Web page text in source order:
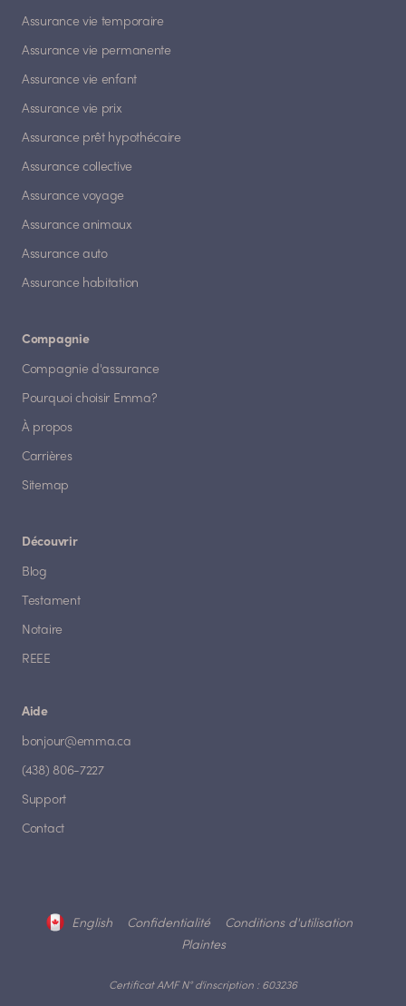
Assurance vie temporaire
Assurance vie permanente
Assurance vie enfant
Assurance vie prix
Assurance prêt hypothécaire
Assurance collective
Assurance voyage
Assurance animaux
Assurance auto
Assurance habitation
Compagnie
Compagnie d'assurance
Pourquoi choisir Emma?
À propos
Carrières
Sitemap
Découvrir
Blog
Testament
Notaire
REEE
Aide
bonjour@emma.ca
(438) 806-7227
Support
Contact
Certificat AMF N° d'inscription : 603236
English Confidentialité
Conditions d'utilisation
Plaintes